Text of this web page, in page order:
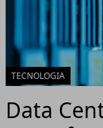
TECNOLOGIA
Data